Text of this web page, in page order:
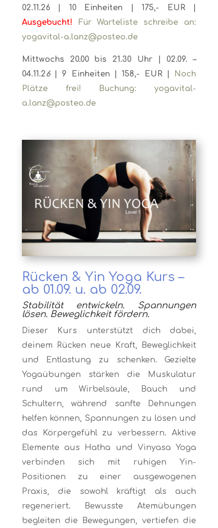
02.11.26
| 10 Einheiten | 175,- EUR |
Ausgebucht! Für Warteliste schreibe an:
yogavital-a.lanz@posteo.de
Mittwochs 20.00 bis 21.30 Uhr | 02.09. –
04.11.26 | 9 Einheiten | 158,- EUR | Noch
Plätze frei! Buchung: yogavital-
a.lanz@posteo.de
Rücken & Yin Yoga Kurs –
ab 01.09. u. ab 02.09.
Stabilität entwickeln. Spannungen
lösen. Beweglichkeit fördern.
Dieser Kurs unterstützt dich dabei,
deinem Rücken neue Kraft, Beweglichkeit
und Entlastung zu schenken. Gezielte
Yogaübungen stärken die Muskulatur
rund um Wirbelsäule, Bauch und
Schultern, während sanfte Dehnungen
helfen können, Spannungen zu lösen und
das Körpergefühl zu verbessern. Aktive
Elemente aus Hatha und Vinyasa Yoga
verbinden sich mit ruhigen Yin-
Positionen zu einer ausgewogenen
Praxis, die sowohl kräftigt als auch
regeneriert. Bewusste Atemübungen
begleiten die Bewegungen, vertiefen die